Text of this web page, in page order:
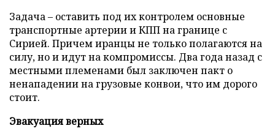
Задача – оставить под их контролем основные
транспортные артерии и КПП на границе с
Сирией. Причем иранцы не только полагаются на
силу, но и идут на компромиссы. Два года назад с
местными племенами был заключен пакт о
ненападении на грузовые конвои, что им дорого
стоит.
Эвакуация верных